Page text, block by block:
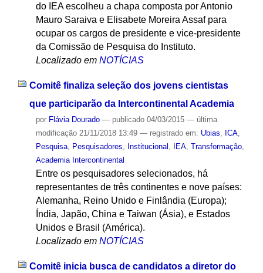
do IEA escolheu a chapa composta por Antonio
Mauro Saraiva e Elisabete Moreira Assaf para
ocupar os cargos de presidente e vice-presidente
da Comissão de Pesquisa do Instituto.
Localizado em NOTÍCIAS
Comitê finaliza seleção dos jovens cientistas
que participarão da Intercontinental Academia
por Flávia Dourado — publicado04/03/2015 — última
modificação21/11/2018 13:49 — registrado em: Ubias ICA,
Pesquisa, Pesquisadores Institucional IEA, Transformação,
Academia Intercontinental
Entre os pesquisadores selecionados, há
representantes de três continentes e nove países:
Alemanha, Reino Unido e Finlândia (Europa);
Índia, Japão, China e Taiwan (Ásia), e Estados
Unidos e Brasil (América).
Localizado em NOTÍCIAS
Comitê inicia busca de candidatos a diretor do